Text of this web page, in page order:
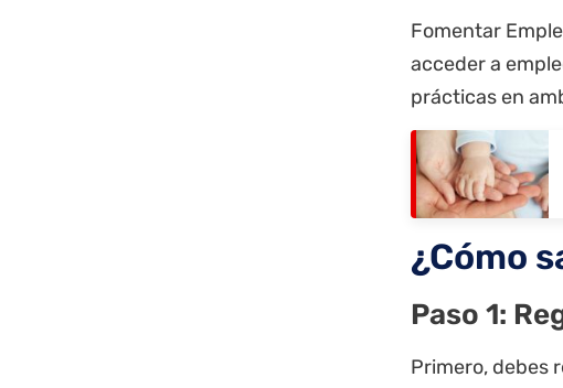
Fomentar
acceder a
prácticas en
¿Cómo
Paso 1:
Primero, debes